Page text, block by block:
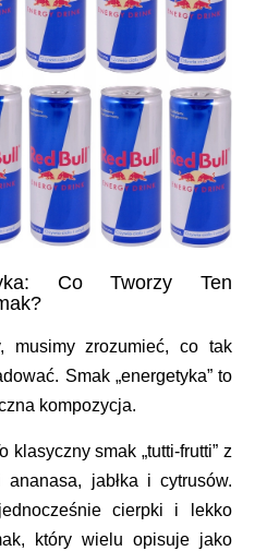
Co Tworzy Ten
musimy zrozumieć, co tak
Smak „energetyka” to
kompozycja.
klasyczny smak „tutti-frutti” z
ananasa, jabłka i cytrusów.
cierpki i lekko
który wielu opisuje jako